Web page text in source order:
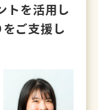
トを活用し
ご支援し